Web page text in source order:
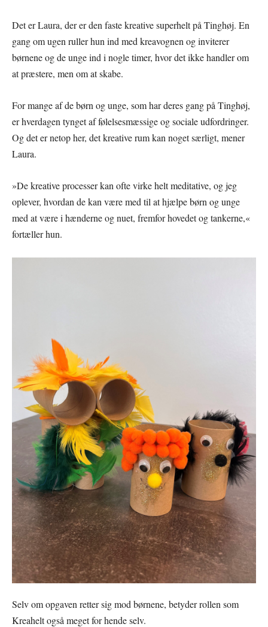
Det er Laura, der er den faste kreative superhelt på Tinghøj. En
gang om ugen ruller hun ind med kreavognen og inviterer
børnene og de unge ind i nogle timer, hvor det ikke handler om
at præstere, men om at skabe.
For mange af de børn og unge, som har deres gang på Tinghøj,
er hverdagen tynget af følelsesmæssige og sociale udfordringer.
Og det er netop her, det kreative rum kan noget særligt, mener
Laura.
»De kreative processer kan ofte virke helt meditative, og jeg
oplever, hvordan de kan være med til at hjælpe børn og unge
med at være i hænderne og nuet, fremfor hovedet og tankerne,«
fortæller hun.
Selv om opgaven retter sig mod børnene, betyder rollen som
Kreahelt også meget for hende selv.